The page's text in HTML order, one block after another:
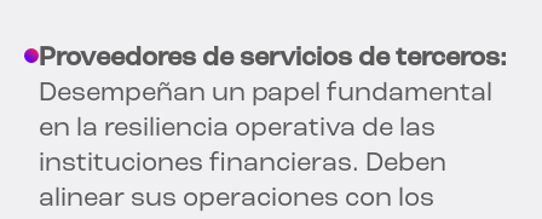
Proveedores de servicios de terceros:
Desempeñan un papel fundamental
en la resiliencia operativa de las
instituciones financieras. Deben
alinear sus operaciones con los